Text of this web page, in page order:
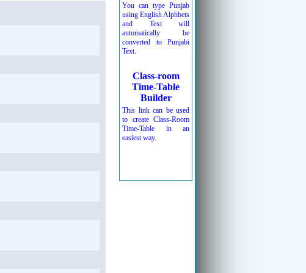
You can type Punjab
using English Alphbets
and Text will
automatically be
converted to Punjabi
Text.
Class-room
Time-Table
Builder
This link can be used
to create Class-Room
Time-Table in an
easiest way.